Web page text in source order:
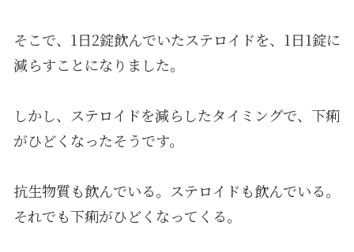
そこで、1日2錠飲んでいたステロイドを、1日1錠に
減らすことになりました。
しかし、ステロイドを減らしたタイミングで、下痢
がひどくなったそうです。
抗生物質も飲んでいる。ステロイドも飲んでいる。
それでも下痢がひどくなってくる。